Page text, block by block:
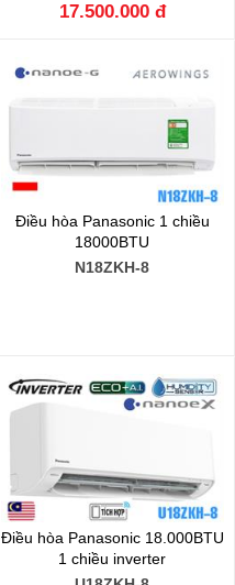
17.500.000 đ
Điều hòa Panasonic 1 chiều
18000BTU
N18ZKH-8
Điều hòa Panasonic 18.000BTU
1 chiều inverter